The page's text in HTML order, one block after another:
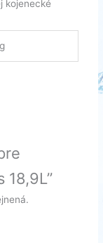
kojenecké
18,9L”